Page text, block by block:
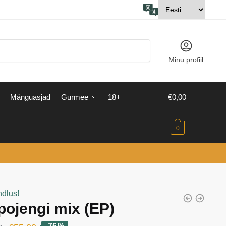
Minu profiil
Mänguasjad Gurmee 18+ €0,00
0
mix (EP)